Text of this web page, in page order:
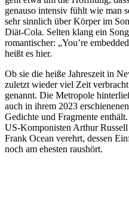
genauso intensiv fühlt wie man
sehr sinnlich über Körper im
Diät-Cola. Selten klang ein
romantischer: „You’re
heißt es hier.
Ob sie die heiße Jahreszeit in
zuletzt wieder viel Zeit
genannt. Die Metropole
auch in ihrem 2023
Gedichte und Fragmente
US-Komponisten Arthur
Frank Ocean verehrt, dessen
noch am ehesten raushört.